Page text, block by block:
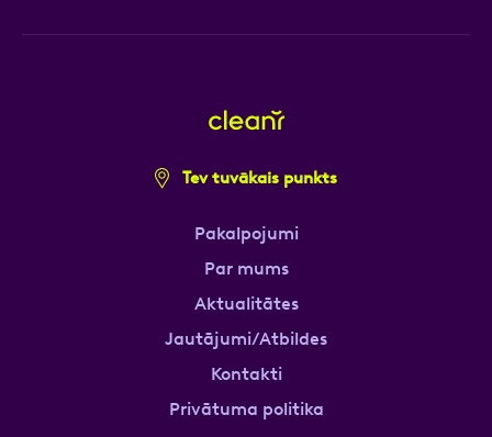
Tev tuvākais punkts
Pakalpojumi
Par mums
Aktualitātes
Jautājumi/Atbildes
Kontakti
Privātuma politika